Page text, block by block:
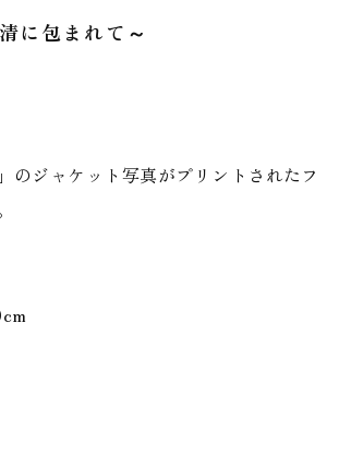
に包まれて～
のジャケット写真がプリントされたフ